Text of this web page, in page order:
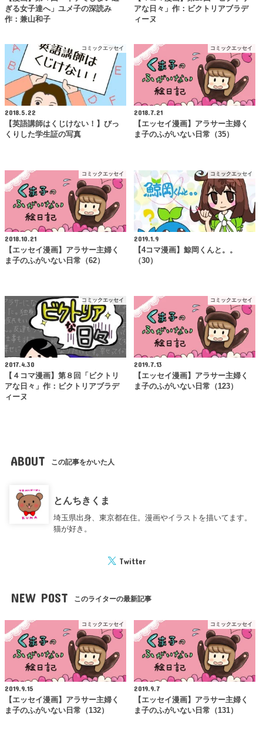
ぎる女子達へ」ユメ子の深読み
作：兼山和子
アな日々」作：ビクトリアブラデ
ィーヌ
コミックエッセイ
2018.5.22
【英語講師はくじけない！】びっ
くりした学生証の写真
コミックエッセイ
2018.7.21
【エッセイ漫画】アラサー主婦く
ま子のふがいない日常（35）
コミックエッセイ
2018.10.21
【エッセイ漫画】アラサー主婦く
ま子のふがいない日常（62）
コミックエッセイ
2019.1.9
【4コマ漫画】鯨岡くんと。。
（30）
コミックエッセイ
2017.4.30
【４コマ漫画】第８回「ビクトリ
アな日々」作：ビクトリアブラデ
ィーヌ
コミックエッセイ
2019.7.13
【エッセイ漫画】アラサー主婦く
ま子のふがいない日常（123）
ABOUT この記事をかいた人
とんちきくま
埼玉県出身、東京都在住。漫画やイラストを描いてます。
猫が好き。
Twitter
NEW POST このライターの最新記事
コミックエッセイ
2019.9.15
【エッセイ漫画】アラサー主婦く
ま子のふがいない日常（132）
コミックエッセイ
2019.9.7
【エッセイ漫画】アラサー主婦く
ま子のふがいない日常（131）